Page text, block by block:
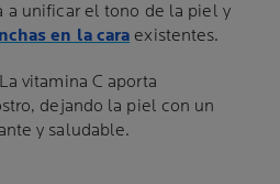
a unificar el tono de la piel y
en la cara existentes.
La vitamina C aporta
dejando la piel con un
y saludable.